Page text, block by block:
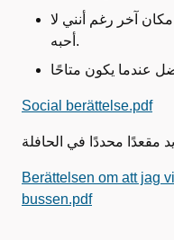
آخر رغم أنني لا
أحبه.
Social berättelse.pdf
مقعدًا محددًا في الحافلة
Berättelsen om att jag
bussen.pdf